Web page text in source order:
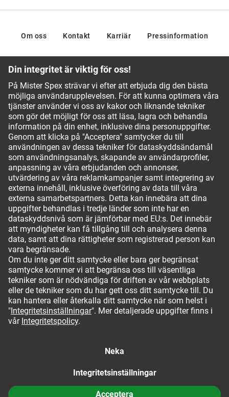
10%
Om oss Kontakt Karriär Pressinformation
Vårt optikerteam vägleder dig gärna
Vanliga frågor och svar
Service Chatt
(+46) 20-127025
Betalningsalternativ
Fraktsätt
Inställningar för cookies